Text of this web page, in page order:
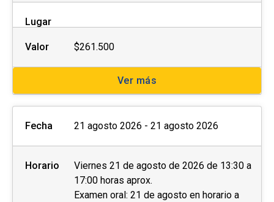
Lugar
Valor $261.500
Ver más
Fecha 21 agosto 2026 - 21 agosto 2026
Horario
Viernes 21 de agosto de 2026 de 13:30 a
17:00 horas aprox.
Examen oral: 21 de agosto en horario a